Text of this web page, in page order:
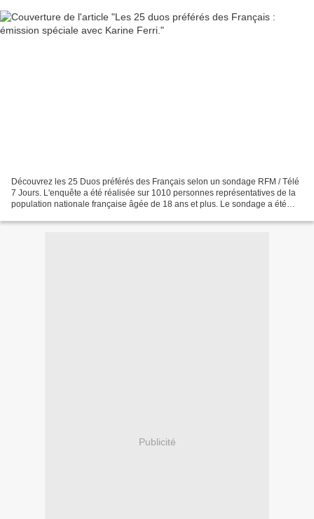
Découvrez les 25 Duos préférés des Français selon un sondage RFM / Télé
7 Jours. L'enquête a été réalisée sur 1010 personnes représentatives de la
population nationale française âgée de 18 ans et plus. Le sondage a été
Publicité